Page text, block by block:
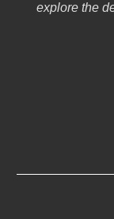
explore the